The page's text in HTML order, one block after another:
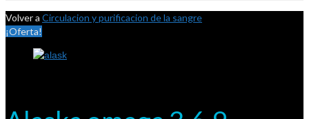
Volver a Circulacion y purificacion de la sangre
¡Oferta!